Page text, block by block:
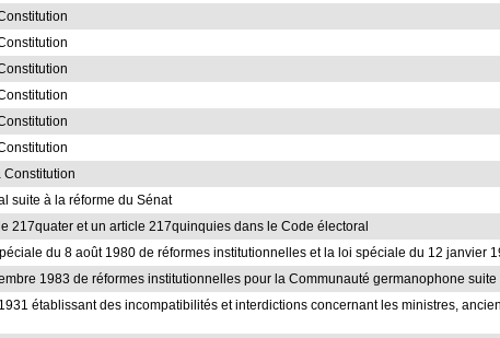
Constitution
suite à la réforme du Sénat
217quater et un article 217quinquies dans le Code électoral
du 8 août 1980 de réformes institutionnelles et la loi spéciale du 12 janvier
1983 de réformes institutionnelles pour la Communauté germanophone
établissant des incompatibilités et interdictions concernant les ministres,